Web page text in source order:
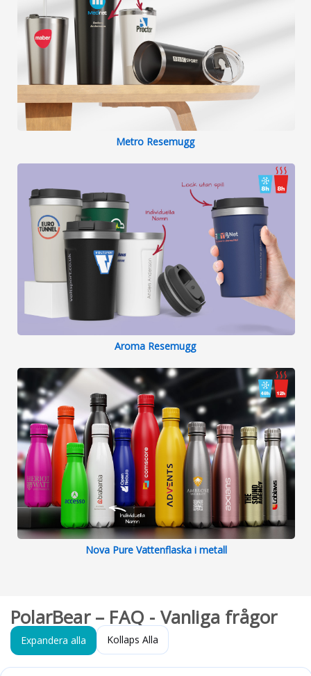
Metro Resemugg
Aroma Resemugg
Nova Pure Vattenflaska i metall
PolarBear – FAQ - Vanliga frågor
Expandera alla Kollaps Alla